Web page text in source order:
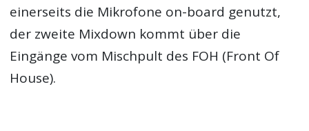
einerseits die Mikrofone on-board genutzt,
der zweite Mixdown kommt über die
Eingänge vom Mischpult des FOH (Front Of
House).